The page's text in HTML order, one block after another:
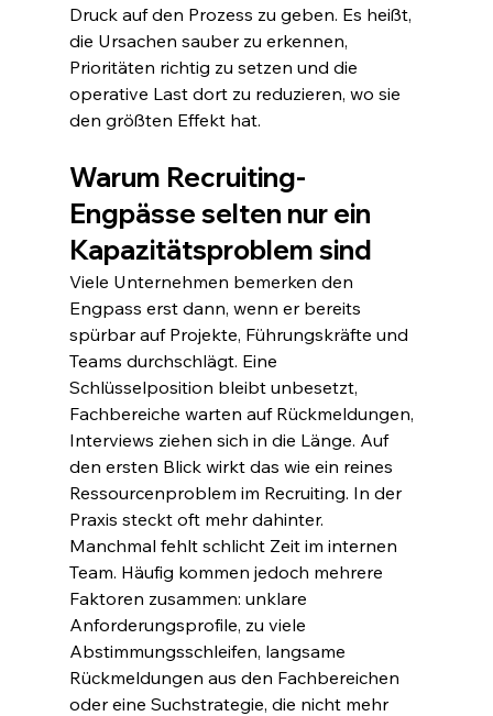
Druck auf den Prozess zu geben. Es heißt,
die Ursachen sauber zu erkennen,
Prioritäten richtig zu setzen und die
operative Last dort zu reduzieren, wo sie
den größten Effekt hat.
Warum Recruiting-
Engpässe selten nur ein
Kapazitätsproblem sind
Viele Unternehmen bemerken den
Engpass erst dann, wenn er bereits
spürbar auf Projekte, Führungskräfte und
Teams durchschlägt. Eine
Schlüsselposition bleibt unbesetzt,
Fachbereiche warten auf Rückmeldungen,
Interviews ziehen sich in die Länge. Auf
den ersten Blick wirkt das wie ein reines
Ressourcenproblem im Recruiting. In der
Praxis steckt oft mehr dahinter.
Manchmal fehlt schlicht Zeit im internen
Team. Häufig kommen jedoch mehrere
Faktoren zusammen: unklare
Anforderungsprofile, zu viele
Abstimmungsschleifen, langsame
Rückmeldungen aus den Fachbereichen
oder eine Suchstrategie, die nicht mehr